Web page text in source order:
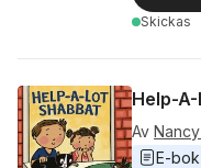
Skickas
Help-
Av
E-bok